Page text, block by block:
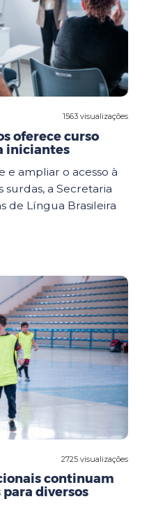
1563 visualizações
oferece curso
iniciantes
e ampliar o acesso à
surdas, a Secretaria
de Língua Brasileira
2725 visualizações
continuam
diversos